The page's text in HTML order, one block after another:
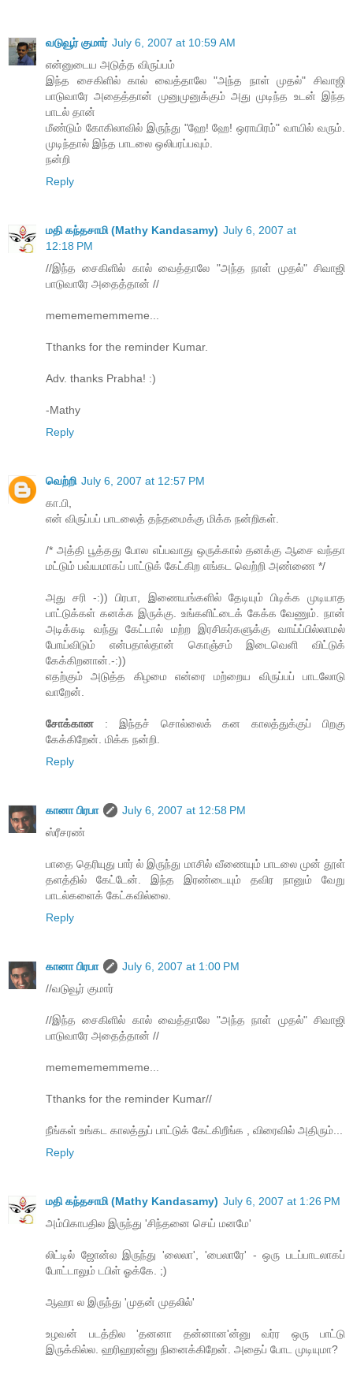
வடுவூர் குமார் July 6, 2007 at 10:59 AM
என்னுடைய அடுத்த விருப்பம்
இந்த சைகிளில் கால் வைத்தாலே "அந்த நாள் முதல்" சிவாஜி
பாடுவாரே அதைத்தான் முனுமுனுக்கும் அது முடிந்த உடன் இந்த
பாடல் தான்
மீண்டும் கோகிலாவில் இருந்து "ஹே! ஹே! ஒராயிரம்" வாயில் வரும்.
முடிந்தால் இந்த பாடலை ஒலிபரப்பவும்.
நன்றி
Reply
மதி கந்தசாமி (Mathy Kandasamy) July 6, 2007 at
12:18 PM
//இந்த சைகிளில் கால் வைத்தாலே "அந்த நாள் முதல்" சிவாஜி
பாடுவாரே அதைத்தான் //
mememememmeme...
Tthanks for the reminder Kumar.
Adv. thanks Prabha! :)
-Mathy
Reply
வெற்றி July 6, 2007 at 12:57 PM
கா.பி,
என் விருப்பப் பாடலைத் தந்தமைக்கு மிக்க நன்றிகள்.
/* அத்தி பூத்தது போல எப்பவாது ஒருக்கால் தனக்கு ஆசை வந்தா
மட்டும் பவ்யமாகப் பாட்டுக் கேட்கிற எங்கட வெற்றி அண்ணை */
அது சரி -:)) பிரபா, இணையங்களில் தேடியும் பிடிக்க முடியாத
பாட்டுக்கள் கனக்க இருக்கு. உங்களிட்டைக் கேக்க வேணும். நான்
அடிக்கடி வந்து கேட்டால் மற்ற இரசிகர்களுக்கு வாய்ப்பில்லாமல்
போய்விடும் என்பதால்தான் கொஞ்சம் இடைவெளி விட்டுக்
கேக்கிறனான்.-:))
எதற்கும் அடுத்த கிழமை என்ரை மற்றைய விருப்பப் பாடலோடு
வாறேன்.
சோக்கான : இந்தச் சொல்லைக் கன காலத்துக்குப் பிறகு
கேக்கிறேன். மிக்க நன்றி.
Reply
கானா பிரபா
July 6, 2007 at 12:58 PM
ஸ்ரீசரண்
பாதை தெரியுது பார் ல் இருந்து மாசில் வீணையும் பாடலை முன் தூள்
தளத்தில் கேட்டேன். இந்த இரண்டையும் தவிர நானும் வேறு
பாடல்களைக் கேட்கவில்லை.
Reply
கானா பிரபா
July 6, 2007 at 1:00 PM
//வடுவூர் குமார்
//இந்த சைகிளில் கால் வைத்தாலே "அந்த நாள் முதல்" சிவாஜி
பாடுவாரே அதைத்தான் //
mememememmeme...
Tthanks for the reminder Kumar//
நீங்கள் உங்கட காலத்துப் பாட்டுக் கேட்கிறீங்க , விரைவில் அதிரும்...
Reply
மதி கந்தசாமி (Mathy Kandasamy) July 6, 2007 at 1:26 PM
அம்பிகாபதில இருந்து 'சிந்தனை செய் மனமே'
லிட்டில் ஜோன்ல இருந்து 'லைலா', 'பைலாரே' - ஒரு படப்பாடலாகப்
போட்டாலும் டபிள் ஓக்கே. ;)
ஆஹா ல இருந்து 'முதன் முதலில்'
உழவன் படத்தில 'தனனா தன்னான'ன்னு வர்ர ஒரு பாட்டு
இருக்கில்ல. ஹரிஹரன்னு நினைக்கிறேன். அதைப் போட முடியுமா?